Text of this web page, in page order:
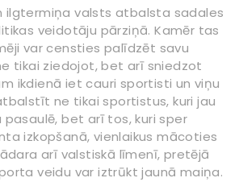
ilgtermiņa valsts atbalsta sadales
veidotāju pārziņā. Kamēr tas
var censties palīdzēt savu
tikai ziedojot, bet arī sniedzot
ikdienā iet cauri sportisti un viņu
ne tikai sportistus, kuri jau
pasaulē, bet arī tos, kuri sper
izkopšanā, vienlaikus mācoties
arī valstiskā līmenī, pretējā
veidu var iztrūkt jaunā maiņa.